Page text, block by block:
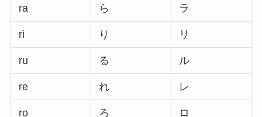
ra ら ラ
ri り リ
ru る ル
re れ レ
ro ろ ロ